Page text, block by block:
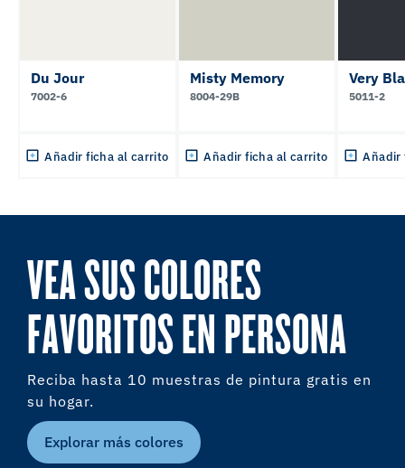
Du Jour
7002-6
Añadir ficha al carrito
Misty Memory
8004-29B
Añadir ficha al carrito
Very
5011-2
Añadir
VEA SUS COLORES
FAVORITOS EN PERSONA
Reciba hasta 10 muestras de pintura gratis en
su hogar.
Explorar más colores